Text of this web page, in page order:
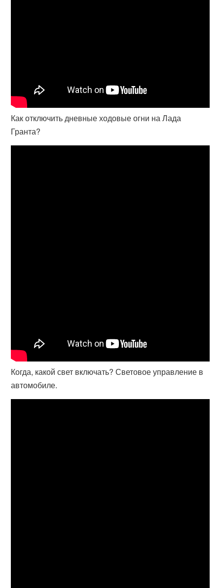
Как отключить дневные ходовые огни на Лада
Гранта?
Когда, какой свет включать? Световое управление в
автомобиле.